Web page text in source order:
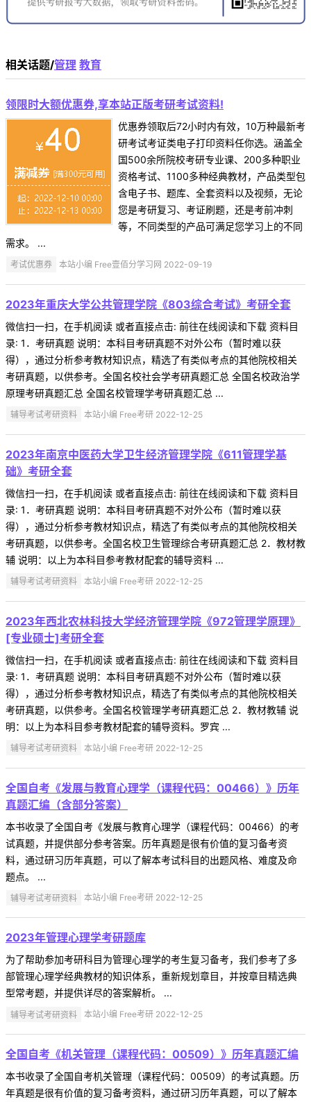
相关话题/管理 教育
领限时大额优惠券,享本站正版考研考试资料!
优惠券领取后72小时内有效，10万种最新考
研考试考证类电子打印资料任你选。涵盖全
国500余所院校考研专业课、200多种职业
资格考试、1100多种经典教材，产品类型包
含电子书、题库、全套资料以及视频，无论
您是考研复习、考证刷题，还是考前冲刺
等，不同类型的产品可满足您学习上的不同
需求。 ...
考试优惠券 本站小编 Free壹佰分学习网 2022-09-19
2023年重庆大学公共管理学院《803综合考试》考研全套
微信扫一扫，在手机阅读 或者直接点击: 前往在线阅读和下载 资料目
录: 1．考研真题 说明：本科目考研真题不对外公布（暂时难以获
得），通过分析参考教材知识点，精选了有类似考点的其他院校相关
考研真题，以供参考。全国名校社会学考研真题汇总 全国名校政治学
原理考研真题汇总 全国名校管理学考研真题汇总 ...
辅导考试考研资料 本站小编 Free考研 2022-12-25
2023年南京中医药大学卫生经济管理学院《611管理学基
础》考研全套
微信扫一扫，在手机阅读 或者直接点击: 前往在线阅读和下载 资料目
录: 1．考研真题 说明：本科目考研真题不对外公布（暂时难以获
得），通过分析参考教材知识点，精选了有类似考点的其他院校相关
考研真题，以供参考。全国名校卫生管理综合考研真题汇总 2．教材教
辅 说明：以上为本科目参考教材配套的辅导资料 ...
辅导考试考研资料 本站小编 Free考研 2022-12-25
2023年西北农林科技大学经济管理学院《972管理学原理》
[专业硕士]考研全套
微信扫一扫，在手机阅读 或者直接点击: 前往在线阅读和下载 资料目
录: 1．考研真题 说明：本科目考研真题不对外公布（暂时难以获
得），通过分析参考教材知识点，精选了有类似考点的其他院校相关
考研真题，以供参考。全国名校管理学考研真题汇总 2．教材教辅 说
明：以上为本科目参考教材配套的辅导资料。罗宾 ...
辅导考试考研资料 本站小编 Free考研 2022-12-25
全国自考《发展与教育心理学（课程代码：00466）》历年
真题汇编（含部分答案）
本书收录了全国自考《发展与教育心理学（课程代码：00466）的考
试真题，并提供部分参考答案。历年真题是很有价值的复习备考资
料，通过研习历年真题，可以了解本考试科目的出题风格、难度及命
题点。 ...
辅导考试考研资料 本站小编 Free考研 2022-12-25
2023年管理心理学考研题库
为了帮助参加考研科目为管理心理学的考生复习备考，我们参考了多
部管理心理学经典教材的知识体系，重新规划章目，并按章目精选典
型常考题，并提供详尽的答案解析。 ...
辅导考试考研资料 本站小编 Free考研 2022-12-25
全国自考《机关管理（课程代码：00509）》历年真题汇编
本书收录了全国自考机关管理（课程代码：00509）的考试真题。历
年真题是很有价值的复习备考资料，通过研习历年真题，可以了解本